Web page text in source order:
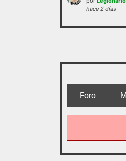
hace 2 días
Foro